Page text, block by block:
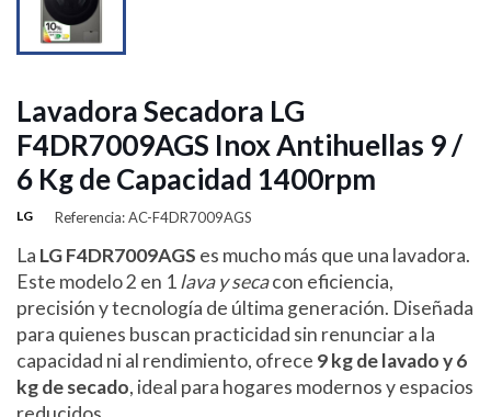
Lavadora Secadora LG
F4DR7009AGS Inox Antihuellas 9 /
6 Kg de Capacidad 1400rpm
LG Referencia: AC-F4DR7009AGS
La LG F4DR7009AGS es mucho más que una lavadora.
Este modelo 2 en 1lava y secacon eficiencia,
precisión y tecnología de última generación. Diseñada
para quienes buscan practicidad sin renunciar a la
capacidad ni al rendimiento, ofrece 9 kg de lavado y 6
kg de secado, ideal para hogares modernos y espacios